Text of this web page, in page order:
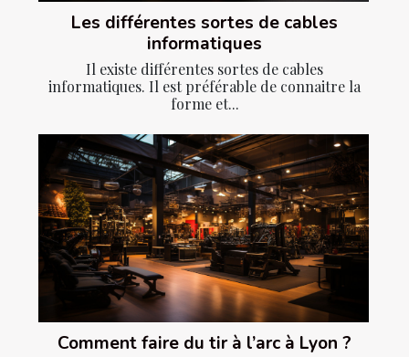
Les différentes sortes de cables
informatiques
Il existe différentes sortes de cables
informatiques. Il est préférable de connaitre la
forme et...
Comment faire du tir à l’arc à Lyon ?